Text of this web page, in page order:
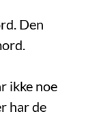
Den
ikke noe
har de